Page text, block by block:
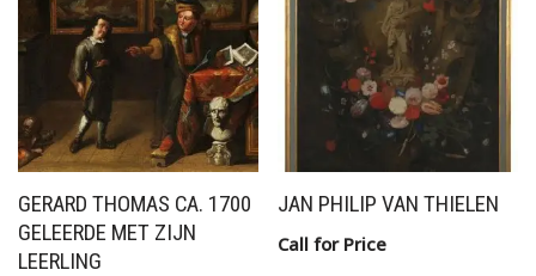
GERARD THOMAS CA. 1700
GELEERDE MET ZIJN
LEERLING
JAN PHILIP VAN THIELEN
Call for Price